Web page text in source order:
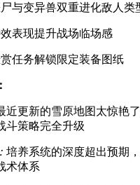
与变异兽双重进化敌人类
表现提升战场临场感
任务解锁限定装备图纸
近更新的雪原地图太惊艳
斗策略完全升级
培养系统的深度超出预期
术体系